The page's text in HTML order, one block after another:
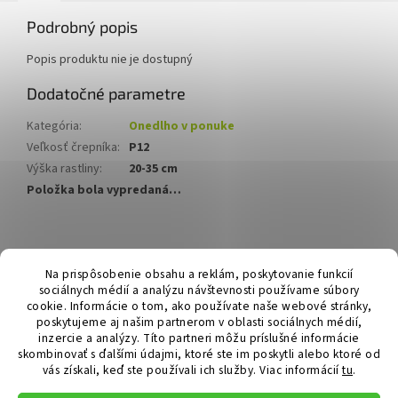
Na prispôsobenie obsahu a reklám, poskytovanie funkcií
sociálnych médií a analýzu návštevnosti používame súbory
cookie. Informácie o tom, ako používate naše webové stránky,
poskytujeme aj našim partnerom v oblasti sociálnych médií,
inzercie a analýzy. Títo partneri môžu príslušné informácie
skombinovať s ďalšími údajmi, ktoré ste im poskytli alebo ktoré od
vás získali, keď ste používali ich služby. Viac informáciítu.
Podrobný popis
Popis produktu nie je dostupný
Dodatočné parametre
Kategória:
Onedlho v ponuke
Veľkosť črepníka: P12
Výška rastliny:
20-35 cm
Položka bola vypredaná…
á
Hurmikaki.com
Vytvoril Shoptet